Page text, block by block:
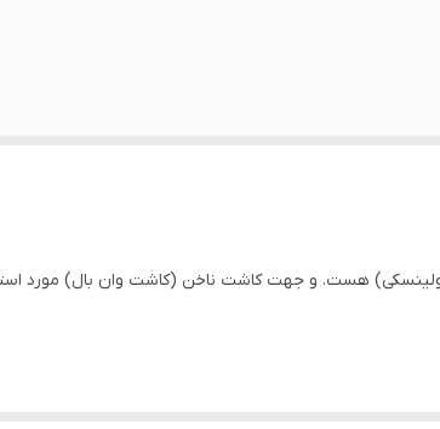
هست. و جهت کاشت ناخن (کاشت وان بال) مورد